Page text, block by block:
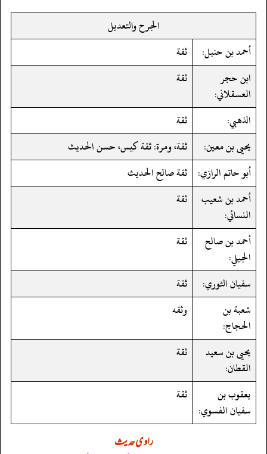
الجرح والتعديل
أحمد بن حنبل:
ثقة
ابن حجر
العسقلاني:
ثقة
الذهبي:
ثقة
يحيى بن معين:
ثقة، ومرة: ثقة كيس، حسن الحديث
أبو حاتم الرازي: ثقة صالح الحديث
أحمد بن شعيب
النسائي:
ثقة
أحمد بن صالح
الجيلي:
ثقة
سفيان الثوري:
ثقة
شعبة بن
الحجاج:
وثقه
يحيى بن سعيد
القطان:
ثقة
يعقوب بن
سفيان الفسوي:
ثقة
راوی حدیث